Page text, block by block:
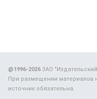
@1996-2026ЗАО
При размещении материалов
источник обязательна.